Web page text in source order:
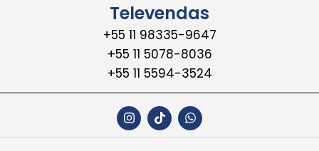
Televendas
+55 11 98335-9647
+55 11 5078-8036
+55 11 5594-3524